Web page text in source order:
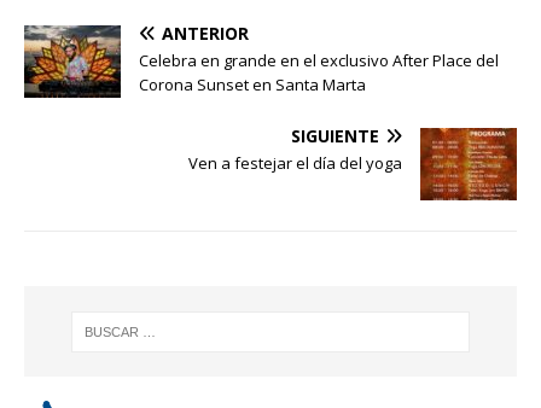
ANTERIOR
Celebra en grande en el exclusivo After Place del
Corona Sunset en Santa Marta
SIGUIENTE
Ven a festejar el día del yoga